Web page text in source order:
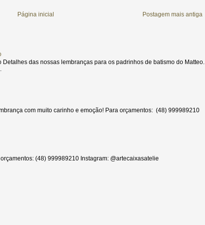
Postagem mais antiga
Página inicial
das nossas lembranças para os padrinhos de batismo do Matteo.
com muito carinho e emoção! Para orçamentos: (48) 999989210
(48) 999989210 Instagram: @artecaixasatelie